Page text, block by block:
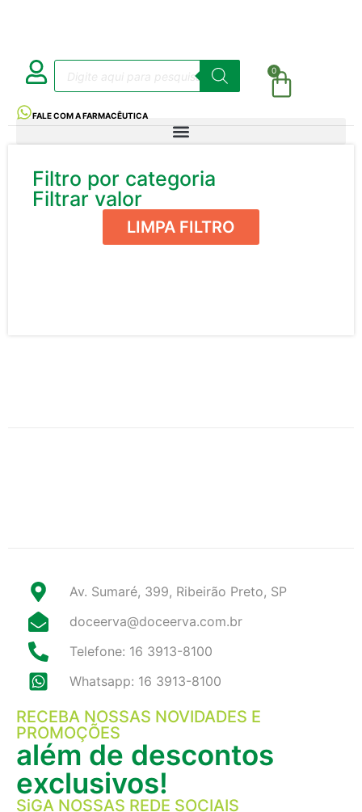
0
FALE COM A FARMACÊUTICA
Filtro por categoria
Filtrar valor
LIMPA FILTRO
Av. Sumaré, 399, Ribeirão Preto, SP
doceerva@doceerva.com.br
Telefone: 16 3913-8100
Whatsapp: 16 3913-8100
RECEBA NOSSAS NOVIDADES E
PROMOÇÕES
além de descontos
exclusivos!
SiGA NOSSAS REDE SOCIAIS